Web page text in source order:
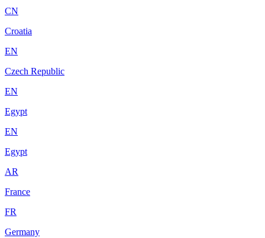
CN
Croatia
EN
Czech Republic
EN
Egypt
EN
Egypt
AR
France
FR
Germany